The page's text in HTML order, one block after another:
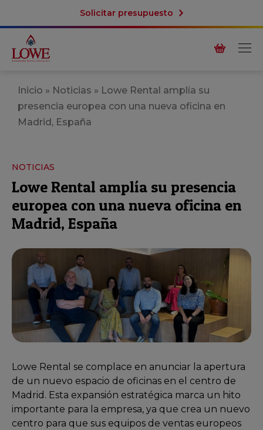
Solicitar presupuesto
Inicio » Noticias » Lowe Rental amplía su
presencia europea con una nueva oficina en
Madrid, España
NOTICIAS
Lowe Rental amplía su presencia
europea con una nueva oficina en
Madrid, España
Lowe Rental se complace en anunciar la apertura
de un nuevo espacio de oficinas en el centro de
Madrid. Esta expansión estratégica marca un hito
importante para la empresa, ya que crea un nuevo
centro para que sus equipos de ventas europeos